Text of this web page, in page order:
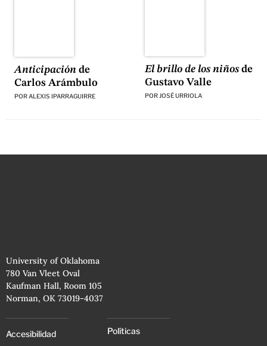
Anticipaciónde
Carlos Arámbulo
PORALEXIS IPARRAGUIRRE
El brillo de los niñosde
Gustavo Valle
POR JOSÉ URRIOLA
University of Oklahoma
780 Van Vleet Oval
Kaufman Hall, Room 105
Norman, OK 73019-4037
Accesibilidad
Políticas